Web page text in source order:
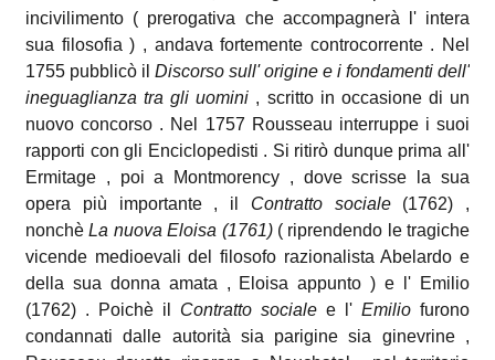
incivilimento ( prerogativa che accompagnerà l' intera
sua filosofia ) , andava fortemente controcorrente . Nel
1755 pubblicò il Discorso sull' origine e i fondamenti dell'
ineguaglianza tra gli uomini , scritto in occasione di un
nuovo concorso . Nel 1757 Rousseau interruppe i suoi
rapporti con gli Enciclopedisti . Si ritirò dunque prima all'
Ermitage , poi a Montmorency , dove scrisse la sua
opera più importante , il Contratto sociale(1762) ,
nonchèLa nuova Eloisa (1761)( riprendendo le tragiche
vicende medioevali del filosofo razionalistaAbelardo e
della sua donna amata , Eloisa appunto ) e l' Emilio
(1762) . Poichè il Contratto sociale e l' Emilio furono
condannati dalle autorità sia parigine sia ginevrine ,